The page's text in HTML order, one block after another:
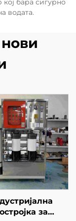
бара сигурно
водата.
за